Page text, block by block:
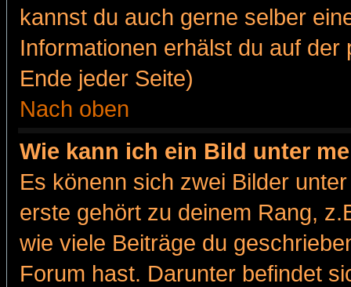
kannst du auch gerne selber
Informationen erhälst du auf
Ende jeder Seite)
Nach oben
Wie kann ich ein Bild unter
Es könenn sich zwei Bilder
erste gehört zu deinem Rang,
wie viele Beiträge du
Forum hast. Darunter befindet